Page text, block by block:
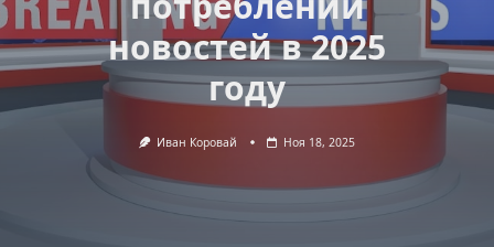
новостей в 2025
году
Иван Коровай Ноя 18, 2025